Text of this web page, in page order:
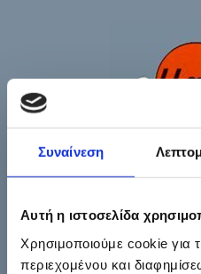
Συναίνεση
Αυτή η ιστοσελίδα
Χρησιμοποιούμε cookie για
περιεχομένου και
ΕΠΙΣΚΕΥΕΣ -